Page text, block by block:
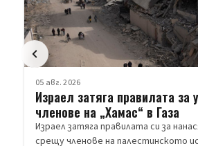
05 авг. 2026
Израел затяга правилата за
членове на „Хамас“ в Газа
Израел затяга правилата си за
срещу членове на палестинското